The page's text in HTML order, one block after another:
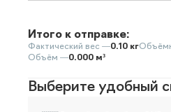
Итого к отправке:
Фактический вес —0.10 кг
Объём —0.000 м³
Выберите удобный